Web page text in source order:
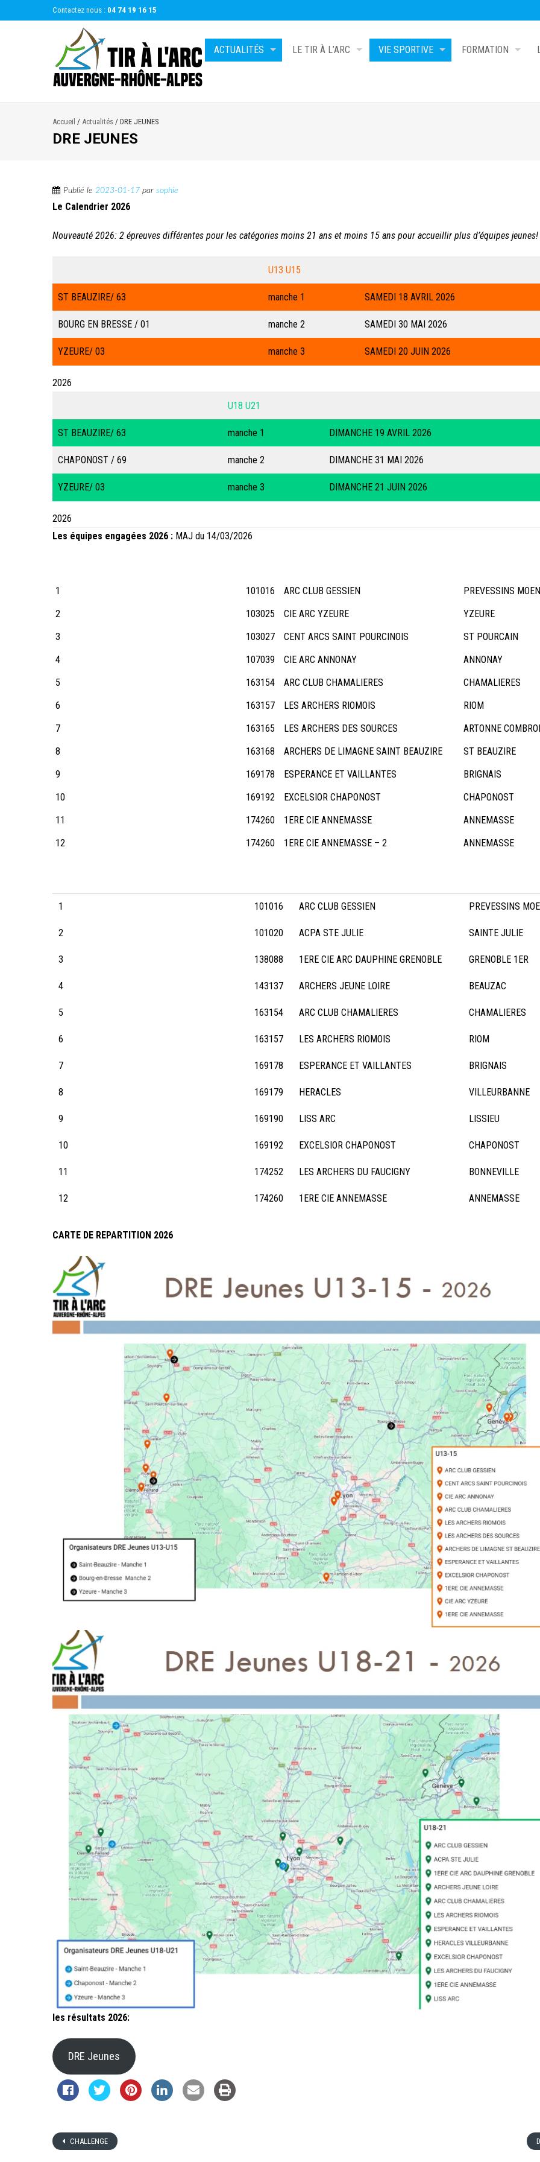
Contactez nous : 04 74 19 16 15
ACTUALITÉS LE TIR À L’ARC VIE SPORTIVE FORMATION
Accueil / Actualités / DRE JEUNES
DRE JEUNES
Publié le 2023-01-17 par sophie
Le Calendrier 2026
Nouveauté 2026: 2 épreuves différentes pour les catégories moins 21 ans et moins 15 ans pour accueillir plus d’équipes jeunes!
U13 U15
ST BEAUZIRE/ 63 manche 1 SAMEDI 18 AVRIL 2026
BOURG EN BRESSE / 01 manche 2 SAMEDI 30 MAI 2026
YZEURE/ 03 manche 3 SAMEDI 20 JUIN 2026
2026
U18 U21
ST BEAUZIRE/ 63 manche 1 DIMANCHE 19 AVRIL 2026
CHAPONOST / 69 manche 2 DIMANCHE 31 MAI 2026
YZEURE/ 03 manche 3 DIMANCHE 21 JUIN 2026
2026
Les équipes engagées 2026 : MAJ du 14/03/2026
1
101016 ARC CLUB GESSIEN
PREVESSINS
2
103025 CIE ARC YZEURE
YZEURE
3
103027 CENT ARCS SAINT POURCINOIS
ST POURCAIN
4
107039 CIE ARC ANNONAY
ANNONAY
5
163154 ARC CLUB CHAMALIERES
CHAMALIERES
6
163157 LES ARCHERS RIOMOIS
RIOM
7
163165 LES ARCHERS DES SOURCES
ARTONNE
8
163168 ARCHERS DE LIMAGNE SAINT BEAUZIRE
ST BEAUZIRE
9
169178 ESPERANCE ET VAILLANTES
BRIGNAIS
10
169192 EXCELSIOR CHAPONOST
CHAPONOST
11
174260 1ERE CIE ANNEMASSE
ANNEMASSE
12
174260 1ERE CIE ANNEMASSE – 2 ANNEMASSE
1 101016 ARC CLUB GESSIEN PREVESSINS
2 101020 ACPA STE JULIE SAINTE JULIE
3 138088 1ERE CIE ARC DAUPHINE GRENOBLE GRENOBLE 1ER
4 143137 ARCHERS JEUNE LOIRE BEAUZAC
5 163154 ARC CLUB CHAMALIERES CHAMALIERES
6 163157 LES ARCHERS RIOMOIS RIOM
7 169178 ESPERANCE ET VAILLANTES BRIGNAIS
8 169179 HERACLES VILLEURBANNE
9 169190 LISS ARC LISSIEU
10 169192 EXCELSIOR CHAPONOST CHAPONOST
11 174252 LES ARCHERS DU FAUCIGNY BONNEVILLE
12 174260 1ERE CIE ANNEMASSE ANNEMASSE
CARTE DE REPARTITION 2026
les résultats 2026:
DRE Jeunes
CHALLENGE